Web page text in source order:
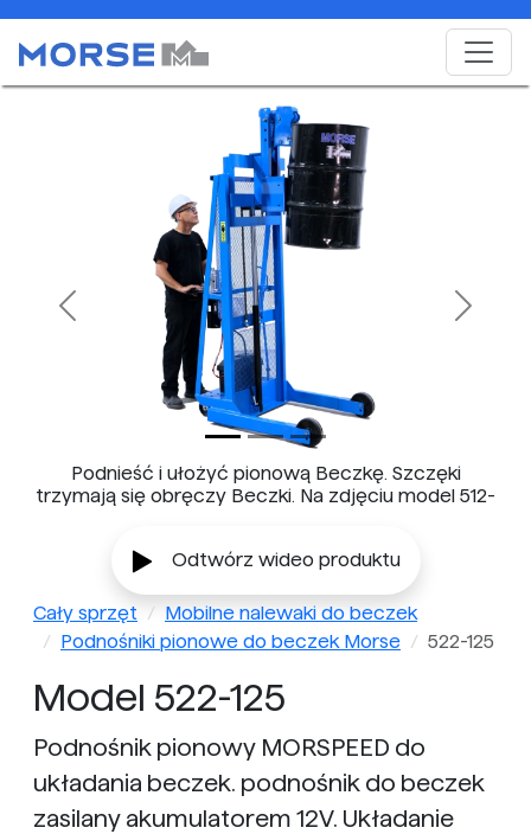
Podnieść i ułożyć pionową Beczkę. Szczęki
trzymają się obręczy Beczki. Na zdjęciu model 512-
Previous Next
Odtwórz wideo produktu
Cały sprzęt
Mobilne nalewaki do beczek
Podnośniki pionowe do beczek Morse
522-125
Model 522-125
Podnośnik pionowy MORSPEED do
układania beczek. podnośnik do beczek
zasilany akumulatorem 12V. Układanie